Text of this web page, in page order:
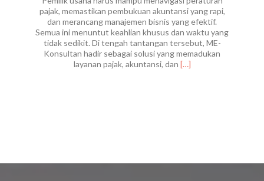
pajak, memastikan pembukuan akuntansi yang rapi,
dan merancang manajemen bisnis yang efektif.
Semua ini menuntut keahlian khusus dan waktu yang
tidak sedikit. Di tengah tantangan tersebut, ME-
Konsultan hadir sebagai solusi yang memadukan
layanan pajak, akuntansi, dan Read
[…]